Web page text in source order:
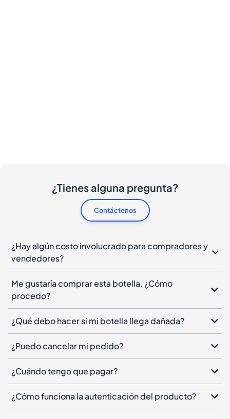
¿Tienes alguna pregunta?
Contáctenos
¿Hay algún costo involucrado para compradores y
vendedores?
Me gustaría comprar esta botella. ¿Cómo
procedo?
¿Qué debo hacer si mi botella llega dañada?
¿Puedo cancelar mi pedido?
¿Cuándo tengo que pagar?
¿Cómo funciona la autenticación del producto?